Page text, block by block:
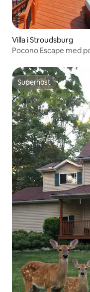
Villa i Stroudsburg
Pocono Escape med
Superhost
Superhost